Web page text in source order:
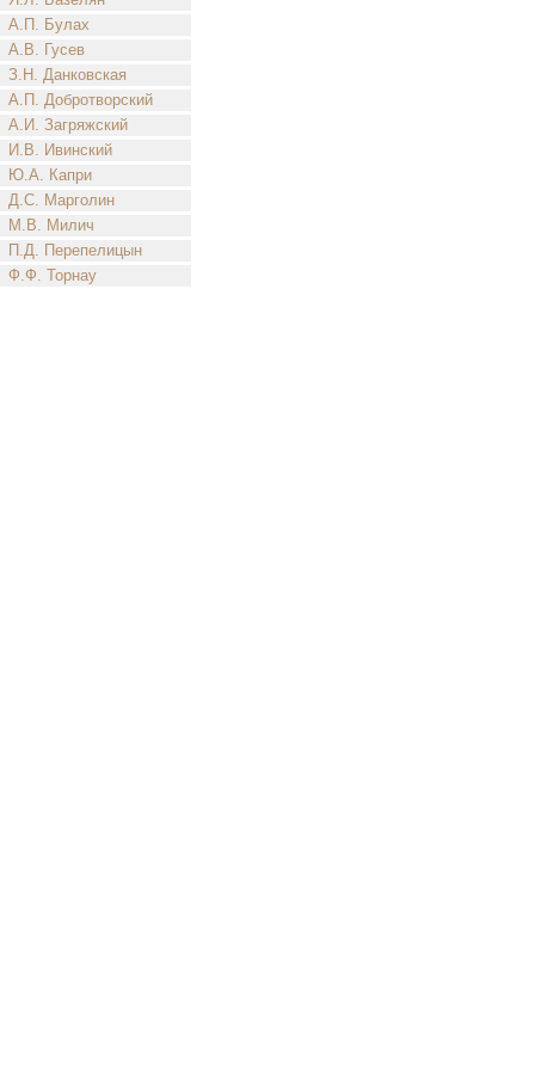
А.П. Булах
А.В. Гусев
З.Н. Данковская
А.П. Добротворский
А.И. Загряжский
И.В. Ивинский
Ю.А. Капри
Д.С. Марголин
М.В. Милич
П.Д. Перепелицын
Ф.Ф. Торнау